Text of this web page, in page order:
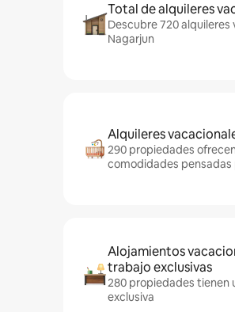
Total de alquileres
Descubre 720 alquileres
Nagarjun
Alquileres
290 propiedades
comodidades pensadas
Alojamientos
trabajo exclusivas
280 propiedades tienen
exclusiva